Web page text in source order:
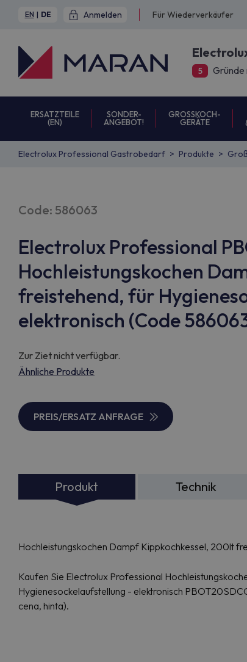
EN | DE Anmelden Für Wiederverkäufer
5 Gründe
ERSATZTEILE
(EN)
SONDER-
ANGEBOT!
GROSSKOCH-
GERÄTE
Electrolux Professional Gastrobedarf Produkte
Code: 586063
Electrolux Professional
Hochleistungskochen
freistehend, für
elektronisch (Code
Zur Ziet nicht verfügbar.
Ähnliche Produkte
PREIS/ERSATZ ANFRAGE
Produkt Technik
Hochleistungskochen Dampf Kippkochkessel, 200lt
Kaufen Sie Electrolux Professional
Hygienesockelaufstellung - elektronisch
cena, hinta).